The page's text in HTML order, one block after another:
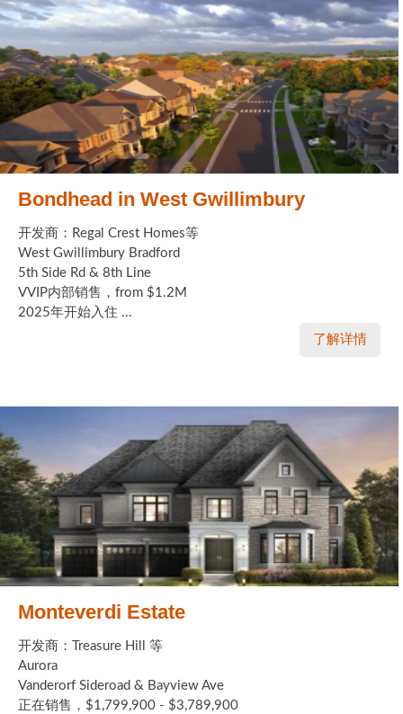
Bondhead in West Gwillimbury
开发商：Regal Crest Homes等
West Gwillimbury Bradford
5th Side Rd & 8th Line
VVIP内部销售，from $1.2M
2025年开始入住 ...
了解详情
Monteverdi Estate
开发商：Treasure Hill 等
Aurora
Vanderorf Sideroad & Bayview Ave
正在销售，$1,799,900 - $3,789,900